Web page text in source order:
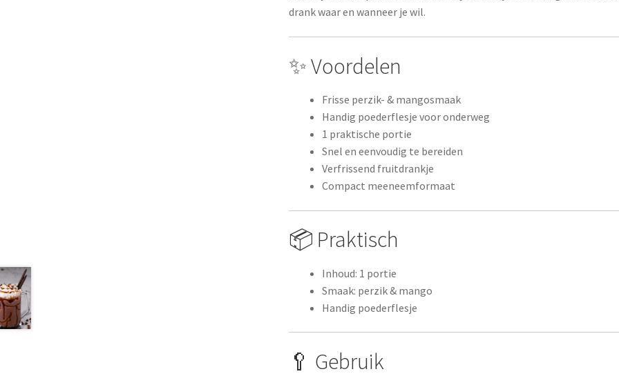
drank waar en wanneer je wil.
✨ Voordelen
Frisse perzik- & mangosmaak
Handig poederflesje voor onderweg
1 praktische portie
Snel en eenvoudig te bereiden
Verfrissend fruitdrankje
Compact meeneemformaat
📦 Praktisch
Inhoud: 1 portie
Smaak: perzik & mango
Handig poederflesje
🥄 Gebruik